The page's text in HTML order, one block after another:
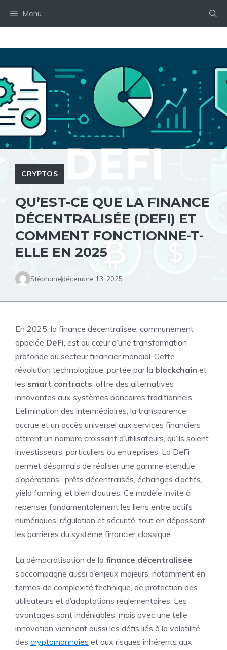
Menu
CRYPTOS
QU’EST-CE QUE LA FINANCE
DÉCENTRALISÉE (DEFI) ET
COMMENT FONCTIONNE-T-
ELLE EN 2025
Stéphanedécembre 13, 2025
En 2025, la finance décentralisée, communément
appelée DeFi, est au cœur d’une transformation
profonde du secteur financier mondial. Cette
révolution technologique, portée par la blockchain et
les smart contracts, offre des alternatives
innovantes aux systèmes bancaires traditionnels.
L’élimination des intermédiaires, la transparence
accrue et un accès universel aux services financiers
attirent un nombre croissant d’utilisateurs, qu’ils soient
investisseurs, particuliers ou entreprises. La DeFi
permet désormais de réaliser une gamme étendue
d’opérations : prêts décentralisés, échanges d’actifs,
yield farming, et bien d’autres. Ce modèle invite à
repenser fondamentalement les liens entre actifs
numériques, régulation et sécurité, tout en dépassant
les barrières du système financier classique.
La démocratisation de la finance décentralisée
s’accompagne aussi d’enjeux majeurs, notamment en
termes de complexité technique, de protection des
utilisateurs et d’adaptations réglementaires. Les
avantages sont indéniables, mais avec une telle
innovation viennent aussi les défis liés à la volatilité
des cryptomonnaies et aux risques inhérents aux